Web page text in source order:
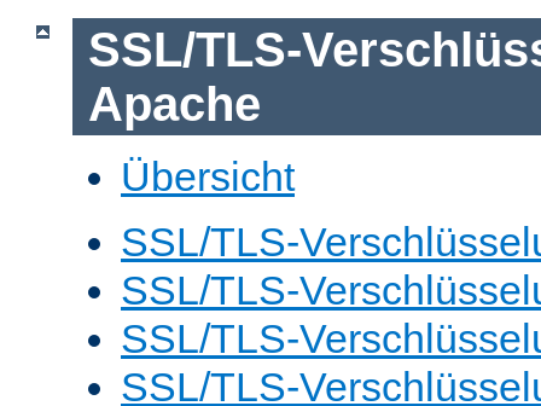
SSL/TLS-
Apache
Übersicht
SSL/TLS-
SSL/TLS-
SSL/TLS-
SSL/TLS-